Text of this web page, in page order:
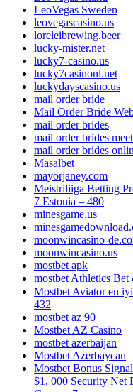
LeoVegas Sweden
leovegascasino.us
loreleibrewing.beer
lucky-mister.net
lucky7-casino.us
lucky7casinonl.net
luckydayscasino.us
mail order bride
Mail Order Bride
mail order brides
mail order brides
mail order brides
Masalbet
mayorjaney.com
Meistriliiga Betting
7 Estonia – 480
minesgame.us
moonwincasino-
moonwincasino.us
mostbet apk
‎mostbet Athletics
Mostbet Aviator en
432
mostbet az 90
Mostbet AZ Casino
mostbet azerbaijan
Mostbet Azerbaycan
Mostbet Bonus
$1, 000 Security Net